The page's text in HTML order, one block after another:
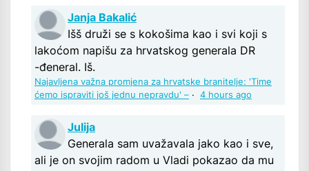
Janja Bakalić
Išš druži se s kokošima kao i svi koji s
lakoćom napišu za hrvatskog generala DR
-đeneral. Iš.
Najavljena važna promjena za hrvatske branitelje: 'Time
ćemo ispraviti još jednu nepravdu' – · 4 hours ago
Julija
Generala sam uvažavala jako kao i sve,
ali je on svojim radom u Vladi pokazao da mu